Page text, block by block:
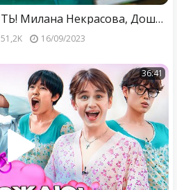
МОЛЧИ ЧТОБЫ ВЫЖИТЬ! Милана Некрасова, Дошик, Аслан Шукаша, Туров и Симка.
51,2K 16/09/2023
36:41